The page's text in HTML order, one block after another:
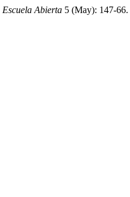
Escuela Abierta 5 (May): 147-66.